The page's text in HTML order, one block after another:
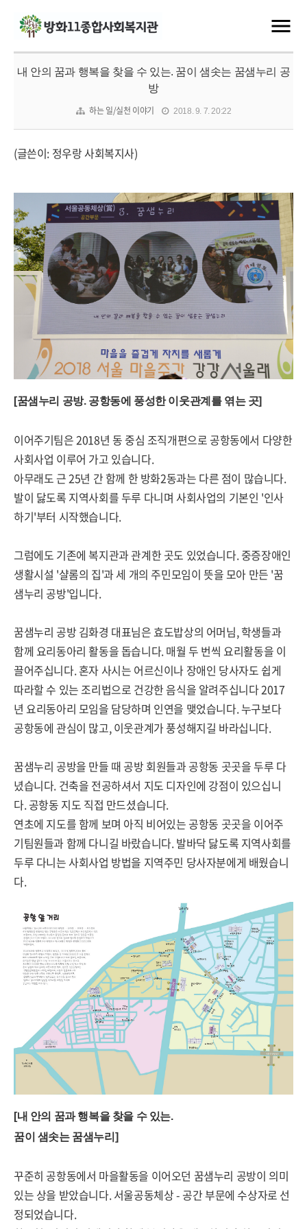
내 안의 꿈과 행복을 찾을 수 있는. 꿈이 샘솟는 꿈샘누리 공
방
하는 일/실천 이야기 2018. 9. 7. 20:22
(글쓴이: 정우랑 사회복지사)
[꿈샘누리 공방. 공항동에 풍성한 이웃관계를 엮는 곳]
이어주기팀은 2018년 동 중심 조직개편으로 공항동에서 다양한
사회사업 이루어 가고 있습니다.
아무래도 근 25년 간 함께 한 방화2동과는 다른 점이 많습니다.
발이 닳도록 지역사회를 두루 다니며 사회사업의 기본인 '인사
하기'부터 시작했습니다.
그럼에도 기존에 복지관과 관계한 곳도 있었습니다. 중증장애인
생활시설 '샬롬의 집'과 세 개의 주민모임이 뜻을 모아 만든 '꿈
샘누리 공방'입니다.
꿈샘누리 공방 김화경 대표님은 효도밥상의 어머님, 학생들과
함께 요리동아리 활동을 돕습니다. 매월 두 번씩 요리활동을 이
끌어주십니다. 혼자 사시는 어르신이나 장애인 당사자도 쉽게
따라할 수 있는 조리법으로 건강한 음식을 알려주십니다 2017
년 요리동아리 모임을 담당하며 인연을 맺었습니다. 누구보다
공항동에 관심이 많고, 이웃관계가 풍성해지길 바라십니다.
꿈샘누리 공방을 만들 때 공방 회원들과 공항동 곳곳을 두루 다
녔습니다. 건축을 전공하셔서 지도 디자인에 강점이 있으십니
다. 공항동 지도 직접 만드셨습니다.
연초에 지도를 함께 보며 아직 비어있는 공항동 곳곳을 이어주
기팀원들과 함께 다니길 바랐습니다. 발바닥 닳도록 지역사회를
두루 다니는 사회사업 방법을 지역주민 당사자분에게 배웠습니
다.
[내 안의 꿈과 행복을 찾을 수 있는.
꿈이 샘솟는 꿈샘누리]
꾸준히 공항동에서 마을활동을 이어오던 꿈샘누리 공방이 의미
있는 상을 받았습니다. 서울공동체상 - 공간 부문에 수상자로 선
정되었습니다.